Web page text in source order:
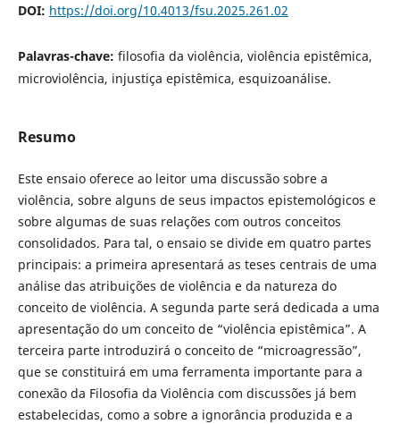
DOI: https://doi.org/10.4013/fsu.2025.261.02
Palavras-chave: filosofia da violência, violência epistêmica,
microviolência, injustiça epistêmica, esquizoanálise.
Resumo
Este ensaio oferece ao leitor uma discussão sobre a
violência, sobre alguns de seus impactos epistemológicos e
sobre algumas de suas relações com outros conceitos
consolidados. Para tal, o ensaio se divide em quatro partes
principais: a primeira apresentará as teses centrais de uma
análise das atribuições de violência e da natureza do
conceito de violência. A segunda parte será dedicada a uma
apresentação do um conceito de “violência epistêmica”. A
terceira parte introduzirá o conceito de “microagressão”,
que se constituirá em uma ferramenta importante para a
conexão da Filosofia da Violência com discussões já bem
estabelecidas, como a sobre a ignorância produzida e a